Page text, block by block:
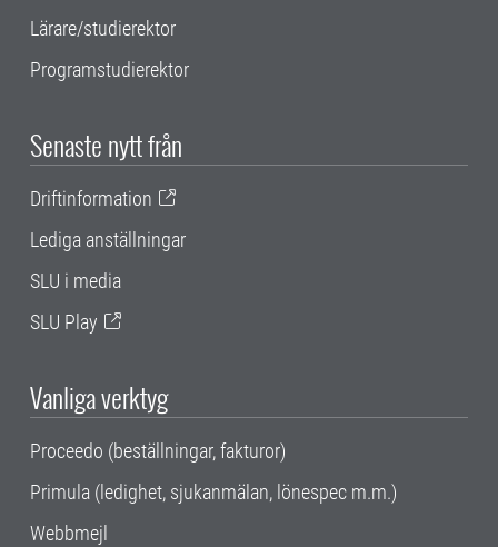
Lärare/studierektor
Programstudierektor
Senaste nytt från
Driftinformation
Lediga anställningar
SLU i media
SLU Play
Vanliga verktyg
Proceedo (beställningar, fakturor)
Primula (ledighet, sjukanmälan, lönespec m.m.)
Webbmejl